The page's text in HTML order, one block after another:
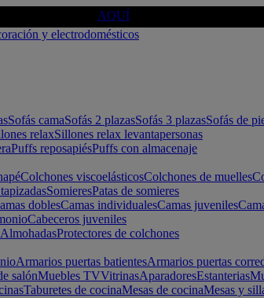
AQUÍ
Sofás camaSofás 2 plazasSofás 3 plazasSofás de
relaxSillones relax levantapersonas
Puffs reposapiésPuffs con almacenaje
Colchones viscoelásticosColchones de muelles
SomieresPatas de somieres
doblesCamas individualesCamas juveniles
Cabeceros juveniles
AlmohadasProtectores de colchones
Armarios puertas batientesArmarios puertas
salónMuebles TVVitrinasAparadoresEstanterias
Taburetes de cocinaMesas de cocinaMesas y